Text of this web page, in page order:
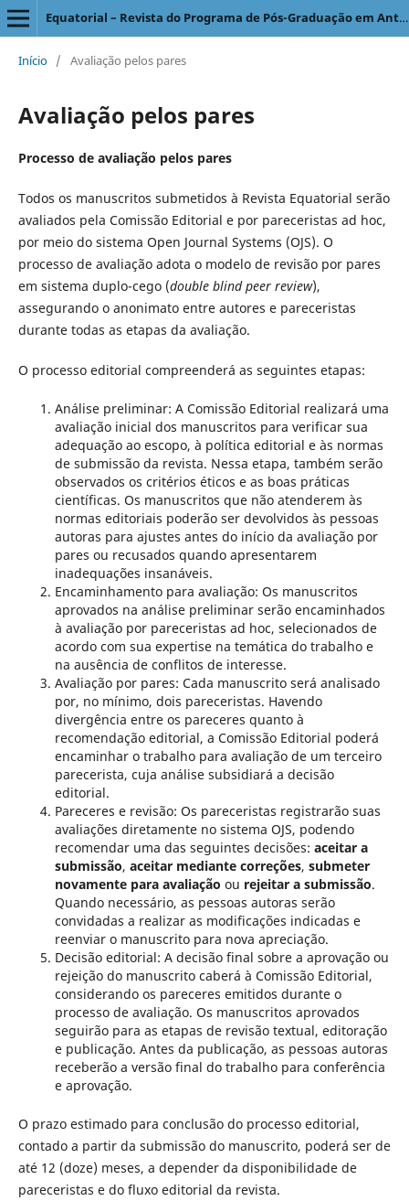
Equatorial – Revista do Programa de Pós-Graduação em Antropologia Social
Início / Avaliação pelos pares
Avaliação pelos pares
Processo de avaliação pelos pares
Todos os manuscritos submetidos à Revista Equatorial serão
avaliados pela Comissão Editorial e por pareceristas ad hoc,
por meio do sistema Open Journal Systems (OJS). O
processo de avaliação adota o modelo de revisão por pares
em sistema duplo-cego (double blind peer review),
assegurando o anonimato entre autores e pareceristas
durante todas as etapas da avaliação.
O processo editorial compreenderá as seguintes etapas:
Análise preliminar: A Comissão Editorial realizará uma
avaliação inicial dos manuscritos para verificar sua
adequação ao escopo, à política editorial e às normas
de submissão da revista. Nessa etapa, também serão
observados os critérios éticos e as boas práticas
científicas. Os manuscritos que não atenderem às
normas editoriais poderão ser devolvidos às pessoas
autoras para ajustes antes do início da avaliação por
pares ou recusados quando apresentarem
inadequações insanáveis.
Encaminhamento para avaliação: Os manuscritos
aprovados na análise preliminar serão encaminhados
à avaliação por pareceristas ad hoc, selecionados de
acordo com sua expertise na temática do trabalho e
na ausência de conflitos de interesse.
Avaliação por pares: Cada manuscrito será analisado
por, no mínimo, dois pareceristas. Havendo
divergência entre os pareceres quanto à
recomendação editorial, a Comissão Editorial poderá
encaminhar o trabalho para avaliação de um terceiro
parecerista, cuja análise subsidiará a decisão
editorial.
Pareceres e revisão: Os pareceristas registrarão suas
avaliações diretamente no sistema OJS, podendo
recomendar uma das seguintes decisões: aceitar a
submissão, aceitar mediante correções, submeter
novamente para avaliação ou rejeitar a submissão.
Quando necessário, as pessoas autoras serão
convidadas a realizar as modificações indicadas e
reenviar o manuscrito para nova apreciação.
Decisão editorial: A decisão final sobre a aprovação ou
rejeição do manuscrito caberá à Comissão Editorial,
considerando os pareceres emitidos durante o
processo de avaliação. Os manuscritos aprovados
seguirão para as etapas de revisão textual, editoração
e publicação. Antes da publicação, as pessoas autoras
receberão a versão final do trabalho para conferência
e aprovação.
O prazo estimado para conclusão do processo editorial,
contado a partir da submissão do manuscrito, poderá ser de
até 12 (doze) meses, a depender da disponibilidade de
pareceristas e do fluxo editorial da revista.